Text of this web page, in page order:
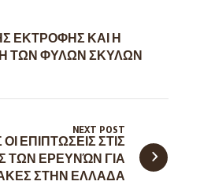
ΕΚΤΡΟΦΗΣ ΚΑΙ Η
ΤΩΝ ΦΥΛΩΝ ΣΚΥΛΩΝ
ΕΠΙΠΤΩΣΕΙΣ ΣΤΙΣ
ΤΩΝ ΕΡΕΥΝΏΝ ΓΙΑ
ΣΤΗΝ ΕΛΛΑΔΑ
NEXT POST